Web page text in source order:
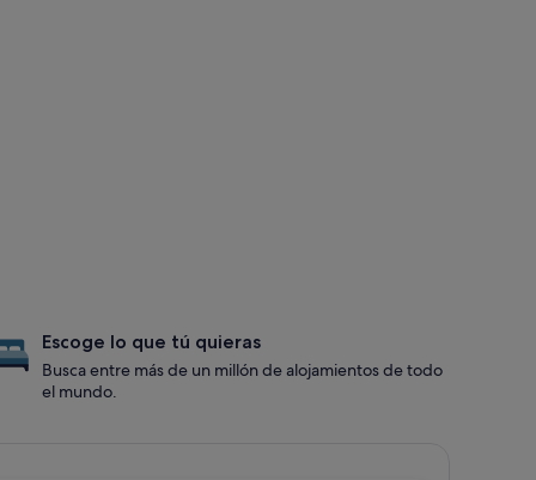
Escoge lo que tú quieras
Busca entre más de un millón de alojamientos de todo
el mundo.